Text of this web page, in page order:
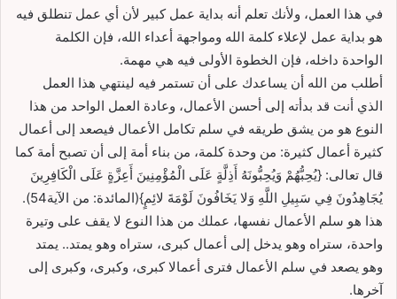
في هذا العمل، ولأنك تعلم أنه بداية عمل كبير لأن أي عمل تنطلق فيه
هو بداية عمل لإعلاء كلمة الله ومواجهة أعداء الله، فإن الكلمة
الواحدة داخله، فإن الخطوة الأولى فيه هي مهمة.
أطلب من الله أن يساعدك على أن تستمر فيه لينتهي هذا العمل
الذي أنت قد بدأته إلى أحسن الأعمال، وعادة العمل الواحد من هذا
النوع هو من يشق طريقه في سلم تكامل الأعمال فيصعد إلى أعمال
كثيرة أعمال كثيرة: من وحدة كلمة، من بناء أمة إلى أن تصبح أمة كما
قال تعالى: {يُحِبُّهُمْ وَيُحِبُّونَهُ أَذِلَّةٍ عَلَى الْمُؤْمِنِينَ أَعِزَّةٍ عَلَى الْكَافِرِينَ
يُجَاهِدُونَ فِي سَبِيلِ اللَّهِ وَلا يَخَافُونَ لَوْمَةَ لائِمٍ}(المائدة: من الآية54).
هذا هو سلم الأعمال نفسها، عملك من هذا النوع لا يقف على وتيرة
واحدة، ستراه وهو يدخل إلى أعمال كبرى، ستراه وهو يمتد.. يمتد
وهو يصعد في سلم الأعمال فترى أعمالا كبرى، وكبرى، وكبرى إلى
آخرها.